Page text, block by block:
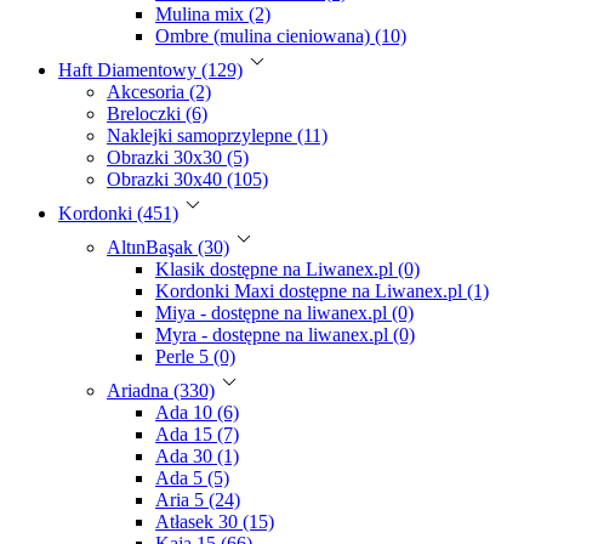
Mulina mix (2)
Ombre (mulina cieniowana) (10)
Haft Diamentowy (129)
Akcesoria (2)
Breloczki (6)
Naklejki samoprzylepne (11)
Obrazki 30x30 (5)
Obrazki 30x40 (105)
Kordonki (451)
AltınBaşak (30)
Klasik dostępne na Liwanex.pl (0)
Kordonki Maxi dostępne na Liwanex.pl (1)
Miya - dostępne na liwanex.pl (0)
Myra - dostępne na liwanex.pl (0)
Perle 5 (0)
Ariadna (330)
Ada 10 (6)
Ada 15 (7)
Ada 30 (1)
Ada 5 (5)
Aria 5 (24)
Atłasek 30 (15)